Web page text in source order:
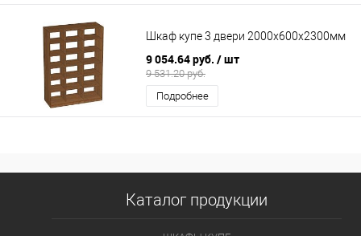
Шкаф купе 3 двери 2000х600х2300мм
9 054.64 руб. / шт
9 531.20 руб.
Подробнее
Каталог продукции